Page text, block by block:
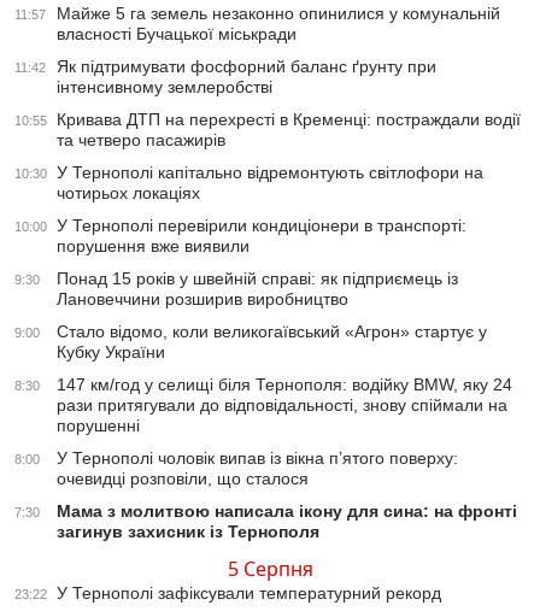
11:57
Майже 5 га земель незаконно опинилися у комунальній
власності Бучацької міськради
11:42
Як підтримувати фосфорний баланс ґрунту при
інтенсивному землеробстві
10:55
Кривава ДТП на перехресті в Кременці: постраждали водії
та четверо пасажирів
10:30
У Тернополі капітально відремонтують світлофори на
чотирьох локаціях
10:00
У Тернополі перевірили кондиціонери в транспорті:
порушення вже виявили
9:30
Понад 15 років у швейній справі: як підприємець із
Лановеччини розширив виробництво
9:00
Стало відомо, коли великогаївський «Агрон» стартує у
Кубку України
8:30
147 км/год у селищі біля Тернополя: водійку BMW, яку 24
рази притягували до відповідальності, знову спіймали на
порушенні
8:00
У Тернополі чоловік випав із вікна п’ятого поверху:
очевидці розповіли, що сталося
7:30
Мама з молитвою написала ікону для сина: на фронті
загинув захисник із Тернополя
5 Серпня
23:22 У Тернополі зафіксували температурний рекорд